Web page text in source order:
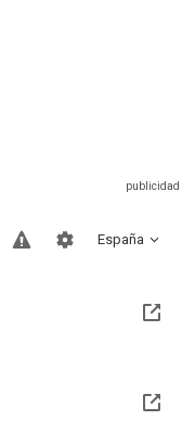
España
(Quedan 7 días)